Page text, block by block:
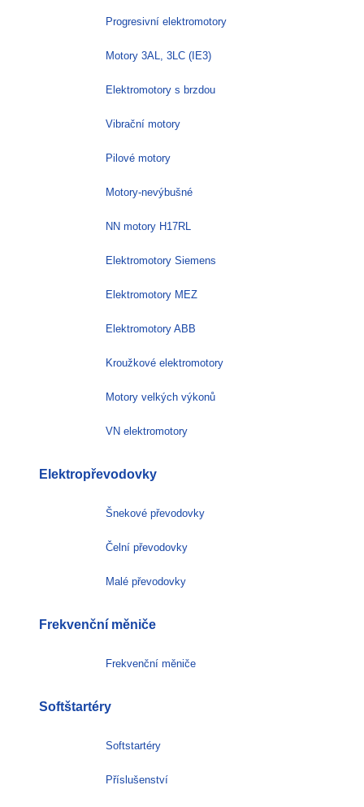
Progresivní elektromotory
Motory 3AL, 3LC (IE3)
Elektromotory s brzdou
Vibrační motory
Pilové motory
Motory-nevýbušné
NN motory H17RL
Elektromotory Siemens
Elektromotory MEZ
Elektromotory ABB
Kroužkové elektromotory
Motory velkých výkonů
VN elektromotory
Elektropřevodovky
Šnekové převodovky
Čelní převodovky
Malé převodovky
Frekvenční měniče
Frekvenční měniče
Softštartéry
Softstartéry
Příslušenství